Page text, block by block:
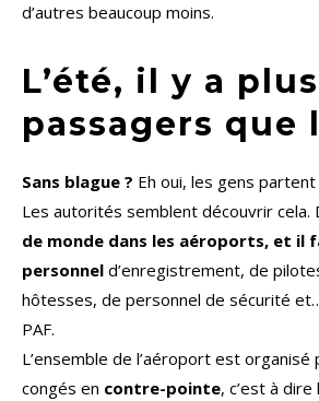
d’autres beaucoup moins.
L’été, il y a
passagers que
Sans blague ? Eh oui, les gens partent
Les autorités semblent découvrir cela.
de monde dans les aéroports, et il
personnel d’enregistrement, de
hôtesses, de personnel de sécurité
PAF.
L’ensemble de l’aéroport est
congés en contre-pointe, c’est à dire